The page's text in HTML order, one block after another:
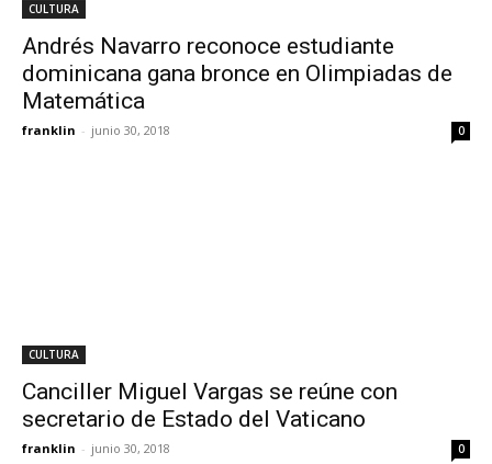
CULTURA
Andrés Navarro reconoce estudiante
dominicana gana bronce en Olimpiadas de
Matemática
franklin - junio 30, 2018 0
CULTURA
Canciller Miguel Vargas se reúne con
secretario de Estado del Vaticano
franklin - junio 30, 2018 0